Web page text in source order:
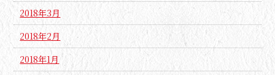
2018年3月
2018年2月
2018年1月